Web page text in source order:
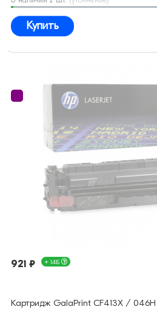
Купить
921 ₽ + 14Б
Картридж GalaPrint CF413X /